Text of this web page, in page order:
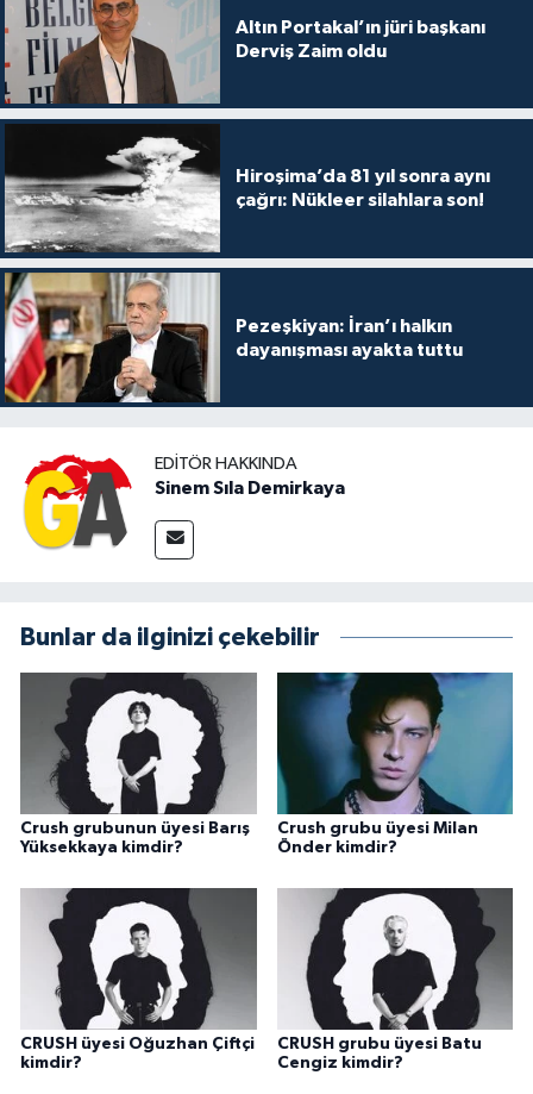
Altın Portakal’ın jüri başkanı
Derviş Zaim oldu
Hiroşima’da 81 yıl sonra aynı
çağrı: Nükleer silahlara son!
Pezeşkiyan: İran’ı halkın
dayanışması ayakta tuttu
EDITÖR HAKKINDA
Sinem Sıla Demirkaya
Bunlar da ilginizi çekebilir
Crush grubunun üyesi Barış
Yüksekkaya kimdir?
Crush grubu üyesi Milan
Önder kimdir?
CRUSH üyesi Oğuzhan Çiftçi
kimdir?
CRUSH grubu üyesi Batu
Cengiz kimdir?